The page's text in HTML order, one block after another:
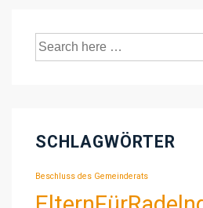
Suche
nach:
SCHLAGWÖRTER
Beschluss des Gemeinderats